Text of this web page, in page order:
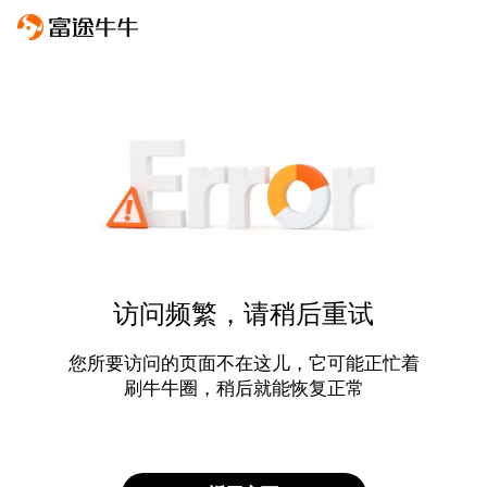
访问频繁，请稍后重试
您所要访问的页面不在这儿，它可能正忙着
刷牛牛圈，稍后就能恢复正常